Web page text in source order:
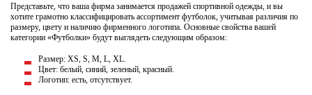
Представьте, что ваша фирма занимается продажей спортивной одежды, и вы
хотите грамотно классифицировать ассортимент футболок, учитывая различия по
размеру, цвету и наличию фирменного логотипа. Основные свойства вашей
категории «Футболки» будут выглядеть следующим образом:
Размер: XS, S, M, L, XL.
Цвет: белый, синий, зеленый, красный.
Логотип: есть, отсутствует.